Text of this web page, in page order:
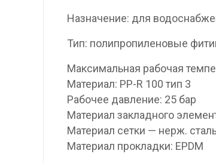
Назначение: для
Тип: полипропиленовые
Максимальная рабочая
Материал: PP-R 100 тип 3
Рабочее давление: 25 бар
Материал закладного
Материал сетки — нерж.
Материал прокладки: EPDM